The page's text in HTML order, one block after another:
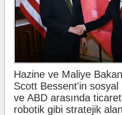
Hazine ve Maliye
Scott Bessent'in sosyal
ve ABD arasında
robotik gibi stratejik